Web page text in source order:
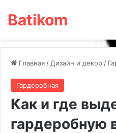
Batikom
Главная / Дизайн и декор /
Гардеробная
Как и где
гардеробную